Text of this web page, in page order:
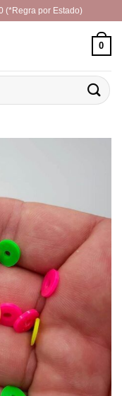
(*Regra por Estado)
0